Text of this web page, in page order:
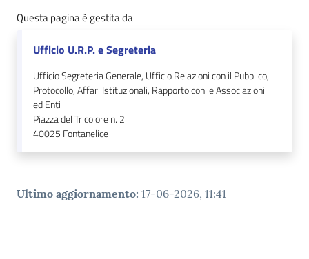
Questa pagina è gestita da
Ufficio U.R.P. e Segreteria
Ufficio Segreteria Generale, Ufficio Relazioni con il Pubblico,
Protocollo, Affari Istituzionali, Rapporto con le Associazioni
ed Enti
Piazza del Tricolore n. 2
40025 Fontanelice
Ultimo aggiornamento: 17-06-2026, 11:41